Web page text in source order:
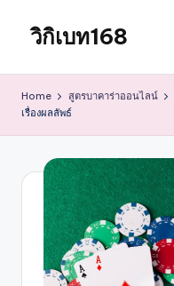
content
วิกิเบท168
Home สูตรบาคาร่าออนไลน์
เรื่องผลลัพธ์